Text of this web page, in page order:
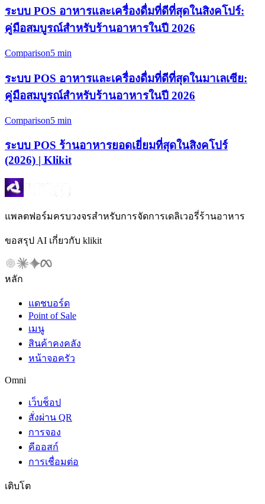
ระบบ POS อาหารและเครื่องดื่มที่ดีที่สุดในสิงคโปร์:
คู่มือสมบูรณ์สำหรับร้านอาหารในปี 2026
Comparison5 min
ระบบ POS อาหารและเครื่องดื่มที่ดีที่สุดในมาเลเซีย:
คู่มือสมบูรณ์สำหรับร้านอาหารในปี 2026
Comparison5 min
ระบบ POS ร้านอาหารยอดเยี่ยมที่สุดในสิงคโปร์
(2026) | Klikit
แพลตฟอร์มครบวงจรสำหรับการจัดการเดลิเวอรี่ร้านอาหาร
ขอสรุป AI เกี่ยวกับ klikit
หลัก
แดชบอร์ด
Point of Sale
เมนู
สินค้าคงคลัง
หน้าจอครัว
Omni
เว็บช็อป
สั่งผ่าน QR
การจอง
คีออสก์
การเชื่อมต่อ
เติบโต